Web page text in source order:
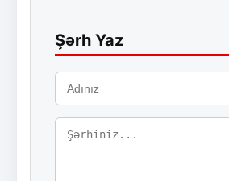
Şərh Yaz